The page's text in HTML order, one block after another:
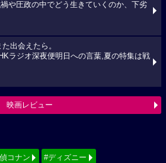
や圧政の中でどう生きていくのか、下劣
出会えたら。
ラジオ深夜便明日への言葉,夏の特集は戦
映画レビュー
コナン #ディズニー